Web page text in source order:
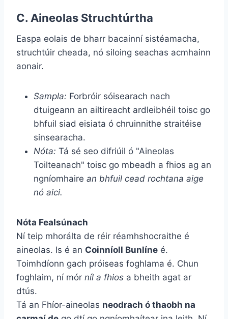
C. Aineolas Struchtúrtha
Easpa eolais de bharr bacainní sistéamacha,
struchtúir cheada, nó siloing seachas acmhainn
aonair.
Sampla: Forbróir sóisearach nach
dtuigeann an ailtireacht ardleibhéil toisc go
bhfuil siad eisiata ó chruinnithe straitéise
sinsearacha.
Nóta: Tá sé seo difriúil ó "Aineolas
Toilteanach" toisc go mbeadh a fhios ag an
ngníomhaire an bhfuil cead rochtana aige
nó aici.
Nóta Fealsúnach
Ní teip mhorálta de réir réamhshocraithe é
aineolas. Is é an Coinníoll Bunlíne é.
Toimhdíonn gach próiseas foghlama é. Chun
foghlaim, ní mór níl a fhios a bheith agat ar
dtús.
Tá an Fhíor-aineolas neodrach ó thaobh na